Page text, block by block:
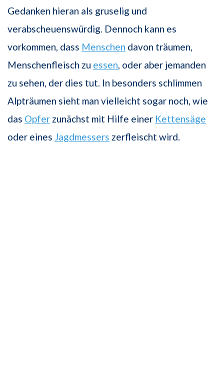
Gedanken hieran als gruselig und
verabscheuenswürdig. Dennoch kann es
vorkommen, dass Menschen davon träumen,
Menschenfleisch zu essen, oder aber jemanden
zu sehen, der dies tut. In besonders schlimmen
Alpträumen sieht man vielleicht sogar noch, wie
das Opfer zunächst mit Hilfe einer Kettensäge
oder eines Jagdmessers zerfleischt wird.